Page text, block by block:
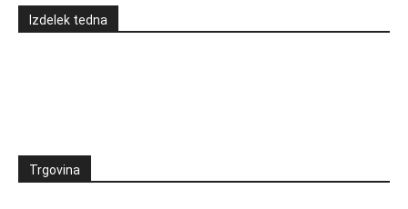
Izdelek tedna
Trgovina